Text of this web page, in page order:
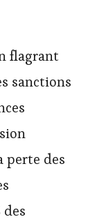
flagrant
sanctions
perte des